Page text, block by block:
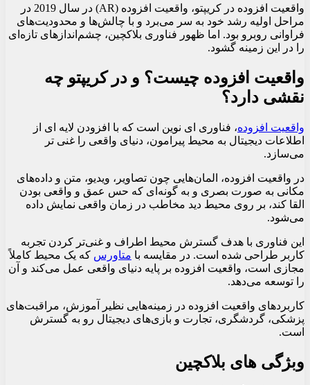
واقعیت افزوده در کریپتو، واقعیت افزوده (AR) در سال 2019 در
مراحل اولیه رشد خود به سر می‌برد و با چالش‌ها و محدودیت‌های
فراوانی روبرو بود. اما ظهور فناوری بلاکچین، چشم‌اندازهای تازه‌ای
را در این زمینه گشود.
واقعیت افزوده چیست؟ و در کریپتو چه
نقشی دارد؟
واقعیت افزوده، فناوری ای نوین است که با افزودن لایه ای از
اطلاعات دیجیتال به محیط پیرامون، دنیای واقعی را غنی تر
می‌سازد.
در واقعیت افزوده، المان‌هایی چون تصاویر، ویدیو، متن و داده‌های
مکانی به صورت بصری و به گونه‌ای که حس عمق و واقعی بودن
القا کند، بر روی محیط دید مخاطب در زمان واقعی نمایش داده
می‌شود.
این فناوری با هدف گسترش محیط اطراف و غنی‌تر کردن تجربه
کاربر طراحی شده است. در مقایسه با متاورس که یک محیط کاملاً
مجازی است، واقعیت افزوده بر پایه دنیای واقعی عمل می‌کند و آن
را توسعه می‌دهد.
کاربردهای واقعیت افزوده در زمینه‌هایی نظیر آموزش، مراقبت‌های
پزشکی، گردشگری، تجارت و بازی‌های دیجیتال رو به گسترش
است.
وبژگی های بلاکچین